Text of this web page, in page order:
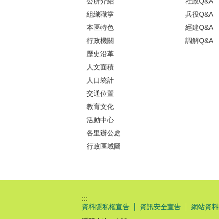
組織職掌
本區特色
行政機關
歷史沿革
人文面積
人口統計
交通位置
教育文化
活動中心
各里辦公處
行政區域圖
兵役Q&A
經建Q&A
調解Q&A
:::
資料隱私權宣告
資訊安全宣告
網站資